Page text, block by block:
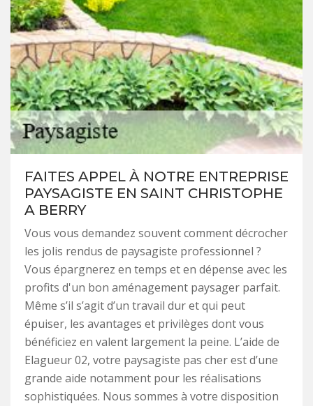
FAITES APPEL À NOTRE ENTREPRISE
PAYSAGISTE EN SAINT CHRISTOPHE
A BERRY
Vous vous demandez souvent comment décrocher
les jolis rendus de paysagiste professionnel ?
Vous épargnerez en temps et en dépense avec les
profits d'un bon aménagement paysager parfait.
Même s’il s’agit d’un travail dur et qui peut
épuiser, les avantages et privilèges dont vous
bénéficiez en valent largement la peine. L’aide de
Elagueur 02, votre paysagiste pas cher est d’une
grande aide notamment pour les réalisations
sophistiquées. Nous sommes à votre disposition